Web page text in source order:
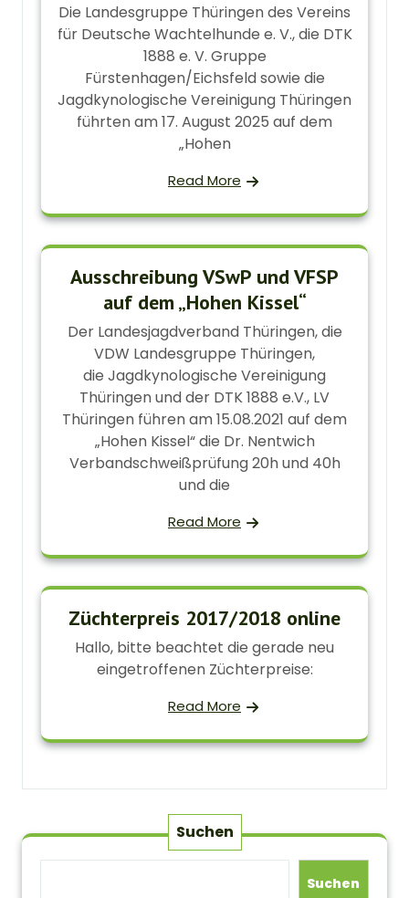
Die Landesgruppe Thüringen des Vereins
für Deutsche Wachtelhunde e. V., die DTK
1888 e. V. Gruppe
Fürstenhagen/Eichsfeld sowie die
Jagdkynologische Vereinigung Thüringen
führten am 17. August 2025 auf dem
„Hohen
Read More
Ausschreibung VSwP und VFSP
auf dem „Hohen Kissel“
Der Landesjagdverband Thüringen, die
VDW Landesgruppe Thüringen,
die Jagdkynologische Vereinigung
Thüringen und der DTK 1888 e.V., LV
Thüringen führen am 15.08.2021 auf dem
„Hohen Kissel“ die Dr. Nentwich
Verbandschweißprüfung 20h und 40h
und die
Read More
Züchterpreis 2017/2018 online
Hallo, bitte beachtet die gerade neu
eingetroffenen Züchterpreise:
Read More
Suchen
Suchen